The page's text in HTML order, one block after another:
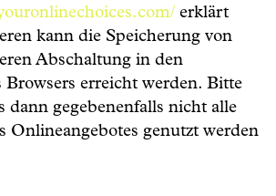
erklärt
kann die Speicherung von
Abschaltung in den
Browsers erreicht werden. Bitte
dann gegebenenfalls nicht alle
Onlineangebotes genutzt werden